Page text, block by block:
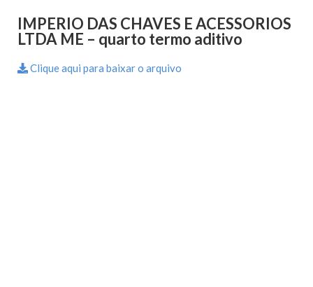
IMPERIO DAS CHAVES E ACESSORIOS
LTDA ME – quarto termo aditivo
Clique aqui para baixar o arquivo